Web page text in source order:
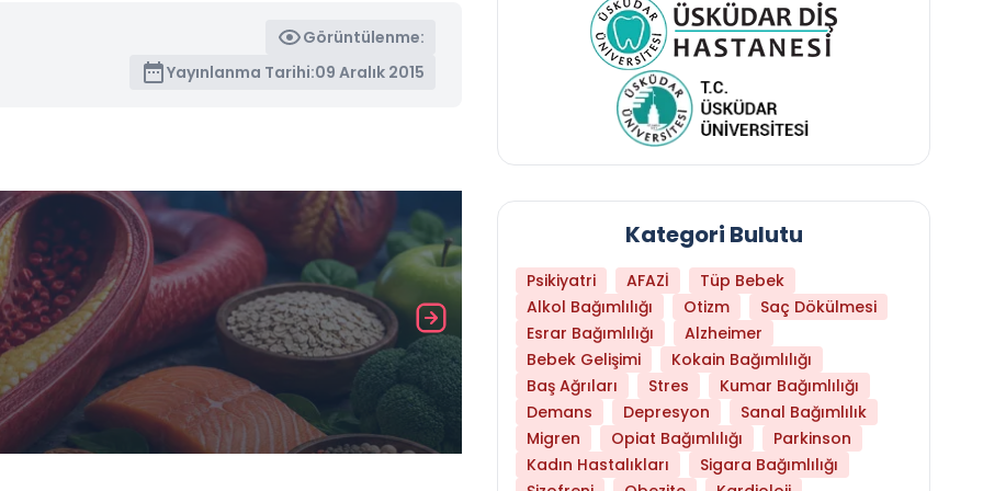
Görüntülenme:
Yayınlanma Tarihi:09 Aralık 2015
Daha Az Protein Tüketmek Yaşlanmayı
Kategori Bulutu
Psikiyatri AFAZİ
Tüp Bebek
Alkol Bağımlılığı
Otizm
Saç Dökülmesi
Esrar Bağımlılığı
Alzheimer
Bebek Gelişimi
Kokain Bağımlılığı
Baş Ağrıları
Stres
Kumar Bağımlılığı
Demans
Depresyon
Sanal Bağımlılık
Migren
Opiat Bağımlılığı
Parkinson
Kadın Hastalıkları
Sigara Bağımlılığı